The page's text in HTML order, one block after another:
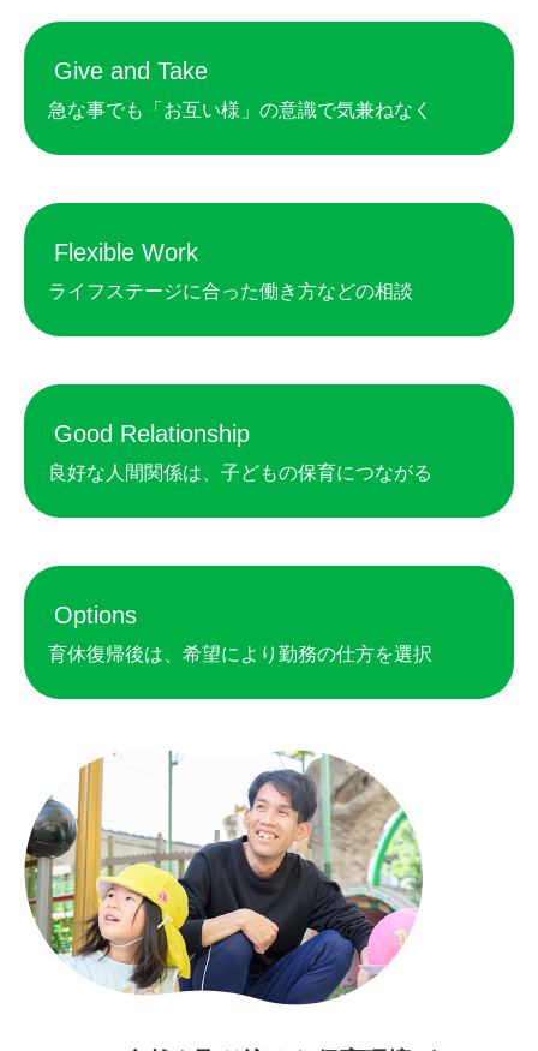
Give and Take
急な事でも「お互い様」の意識で気兼ねなく
Flexible Work
ライフステージに合った働き方などの相談
Good Relationship
良好な人間関係は、子どもの保育につながる
Options
育休復帰後は、希望により勤務の仕方を選択